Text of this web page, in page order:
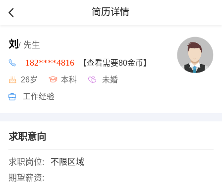
简历详情
刘 / 先生
182****4816 【查看需要80金币】
26岁 本科 未婚
工作经验
求职意向
求职岗位:
不限区域
期望薪资: